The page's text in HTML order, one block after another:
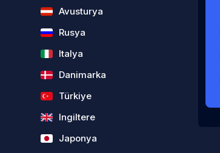
Avusturya
Rusya
Italya
Danimarka
Türkiye
Ingiltere
Japonya